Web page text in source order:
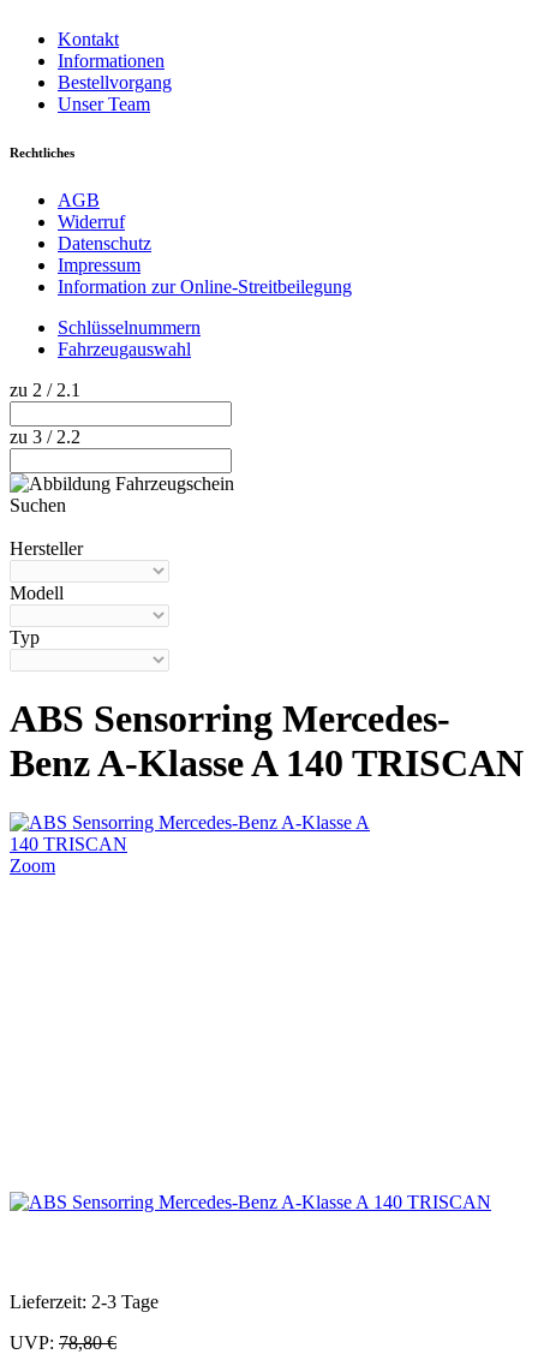
Kontakt
Informationen
Bestellvorgang
Unser Team
Rechtliches
AGB
Widerruf
Datenschutz
Impressum
Information zur Online-Streitbeilegung
Schlüsselnummern
Fahrzeugauswahl
zu 2 / 2.1
zu 3 / 2.2
Suchen
Hersteller
Modell
Typ
ABS Sensorring Mercedes-
Benz A-Klasse A 140 TRISCAN
Zoom
Lieferzeit: 2-3 Tage
UVP: 78,80 €